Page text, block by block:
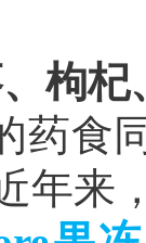
枸杞
药食
年来